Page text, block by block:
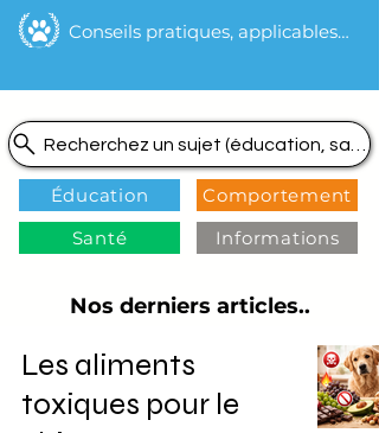
Conseils pratiques, applicables au
Recherchez un sujet (éducation,
Éducation
Santé
Comportement
Informations
Nos derniers articles..
Les aliments
toxiques pour le